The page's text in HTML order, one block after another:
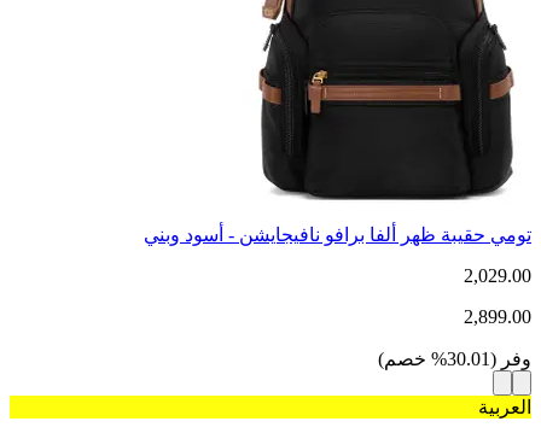
تومي حقيبة ظهر ألفا برافو نافيجايشن - أسود وبني
2,029.00
2,899.00
وفر (
30.01
% خصم)
العربية